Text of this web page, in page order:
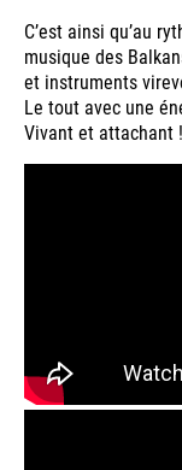
C’est ainsi qu’au
musique des
et instruments
Le tout avec une
Vivant et attachant !